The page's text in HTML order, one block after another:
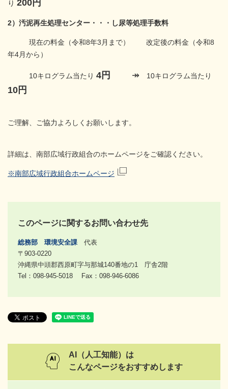
り 200円
2）汚泥再生処理センター・・・し尿等処理手数料
現在の料金（令和8年3月まで） 改定後の料金（令和8
年4月から）​
10キログラム当たり 4円 ↠ 10キログラム当たり
10円
ご理解、ご協力よろしくお願いします。
詳細は、南部広域行政組合のホームページをご確認ください。
※南部広域行政組合ホームページ
このページに関するお問い合わせ先
総務部 環境安全課
代表
〒903-0220
沖縄県中頭郡西原町字与那城140番地の1 庁舎2階
Tel：098-945-5018
Fax：098-946-6086
AI（人工知能）は
こんなページをおすすめします